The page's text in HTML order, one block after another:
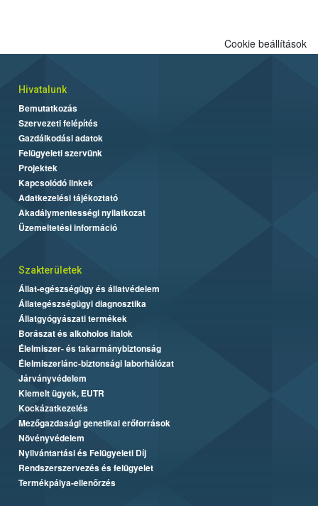
Cookie beállítások
Hivatalunk
Bemutatkozás
Szervezeti felépítés
Gazdálkodási adatok
Felügyeleti szervünk
Projektek
Kapcsolódó linkek
Adatkezelési tájékoztató
Akadálymentességi nyilatkozat
Üzemeltetési információ
Szakterületek
Állat-egészségügy és állatvédelem
Állategészségügyi diagnosztika
Állatgyógyászati termékek
Borászat és alkoholos italok
Élelmiszer- és takarmánybiztonság
Élelmiszerlánc-biztonsági laborhálózat
Járványvédelem
Kiemelt ügyek, EUTR
Kockázatkezelés
Mezőgazdasági genetikai erőforrások
Növényvédelem
Nyilvántartási és Felügyeleti Díj
Rendszerszervezés és felügyelet
Termékpálya-ellenőrzés